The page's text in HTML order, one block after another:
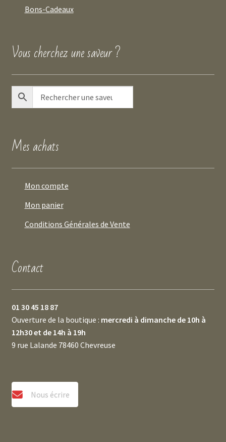
Bons-Cadeaux
Vous cherchez une saveur ?
Mes achats
Mon compte
Mon panier
Conditions Générales de Vente
Contact
01 30 45 18 87
Ouverture de la boutique : mercredi à dimanche de 10h à
12h30 et de 14h à 19h
9 rue Lalande 78460 Chevreuse
Nous écrire